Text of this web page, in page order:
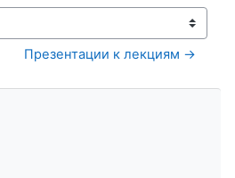
Презентации к лекциям →